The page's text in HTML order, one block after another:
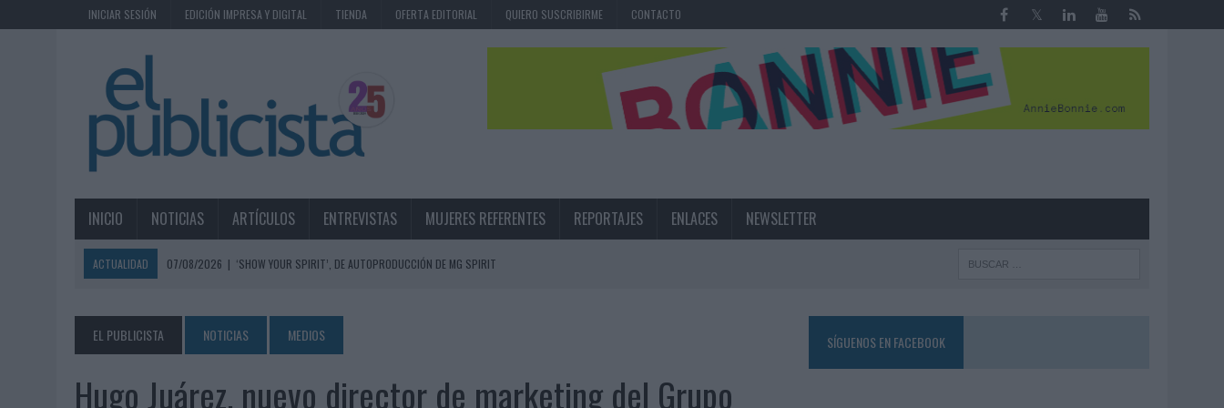
INICIAR SESIÓN EDICIÓN IMPRESA Y DIGITAL TIENDA OFERTA EDITORIAL QUIERO SUSCRIBIRME CONTACTO
INICIO NOTICIAS ARTÍCULOS ENTREVISTAS MUJERES REFERENTES REPORTAJES ENLACES NEWSLETTER
ACTUALIDAD 07/08/2026 | ‘SHOW YOUR SPIRIT’, DE AUTOPRODUCCIÓN DE MG SPIRIT
07/08/2026 | MG SPIRIT RELANZA SU MARCA CON UNA ESTRATEGIA 360º CENTRADA EN EL ORIGEN BARCELONÉS
|
PATRÓN CONVIERTE EL NUEVO SINGLE DE ARÓN PIPER EN UNA EXPERIENCIA DE MARCA EN IBIZA
EL PUBLICISTA NOTICIAS MEDIOS
Hugo Juárez, nuevo director de marketing del Grupo
SÍGUENOS EN FACEBOOK